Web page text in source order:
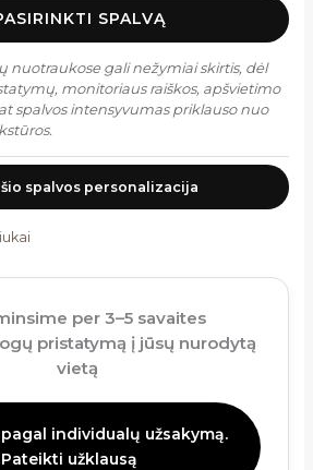
SPALVĄ
nuotraukose gali nežymiai skirtis, dėl
monitoriaus raiškos, apšvietimo
spalvos intensyvumas priklauso nuo
spalvos personalizacija
per 3–5 savaites
pristatymą į jūsų nurodytą
vietą
individualų užsakymą.
Pateikti užklausą